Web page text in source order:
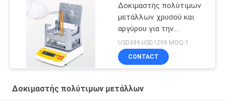
Δοκιμαστής πολύτιμων
μετάλλων χρυσού και
αργύρου για την
αναγνώριση κοσμημάτων
USD399-USD1299 MOQ:1
CONTACT
Δοκιμαστής πολύτιμων μετάλλων